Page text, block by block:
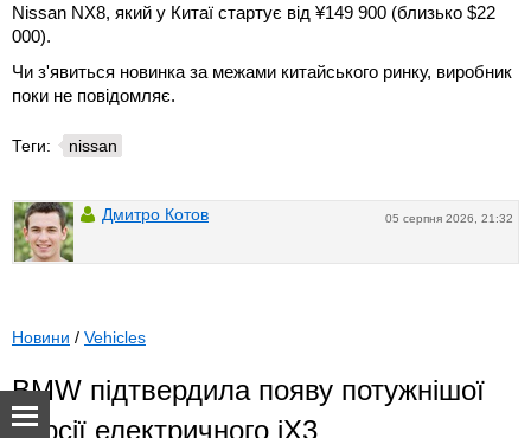
Nissan NX8, який у Китаї стартує від ¥149 900 (близько $22
000).
Чи з'явиться новинка за межами китайського ринку, виробник
поки не повідомляє.
Теги: nissan
05 серпня 2026, 21:32
Дмитро Котов
Новини / Vehicles
BMW підтвердила появу потужнішої
версії електричного iX3